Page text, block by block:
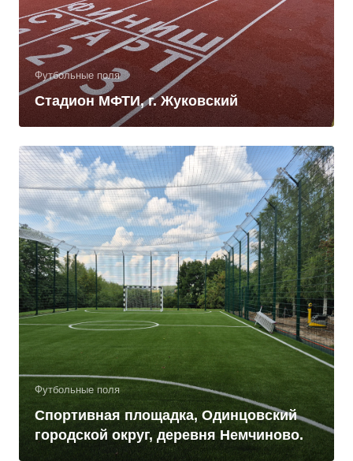
Футбольные поля
Стадион МФТИ, г. Жуковский
Футбольные поля
Спортивная площадка, Одинцовский
городской округ, деревня Немчиново.